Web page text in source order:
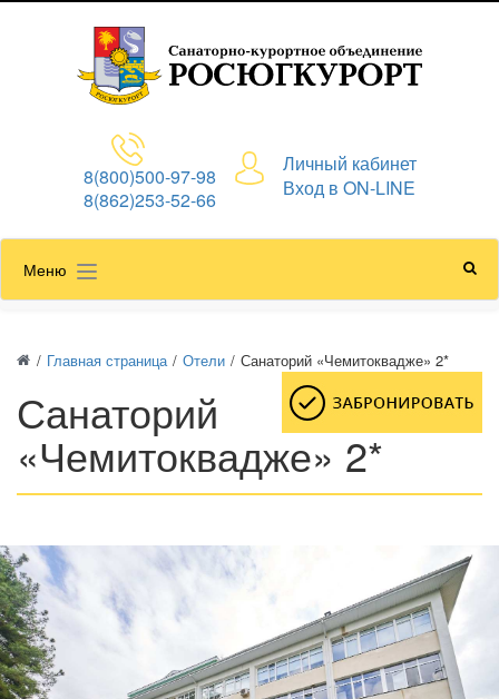
8(800)500-97-98
8(862)253-52-66
Личный кабинет
Вход в ON-LINE
Меню
/ Главная страница / Отели / Санаторий «Чемитоквадже» 2*
Санаторий
«Чемитоквадже» 2*